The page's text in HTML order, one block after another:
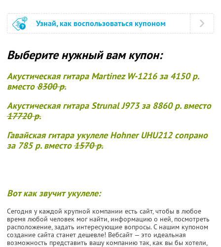
Узнай, как воспользоваться купоном
Выберите нужный вам купон:
Акустическая гитара Martinez W-1216 за 4150 р.
вместо8300 р.
Акустическая гитара Strunal J973 за 8860 р. вместо
17720 р.
Гавайская гитара укулеле Hohner UHU212 сопрано
за 785 р. вместо1570 р.
Вот как звучит укулеле:
Сегодня у каждой крупной компании есть сайт, чтобы в любое
время любой человек мог найти, информацию о ней, посмотреть
расположение, задать интересующие вопросы. С нашим купоном
создание сайта станет дешевле! Вебсайт — это идеальная
возможность представить вашу компанию так, как вы бы хотели,